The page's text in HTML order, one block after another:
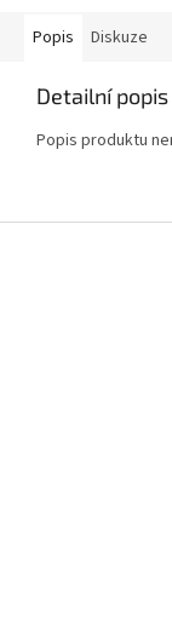
Popis Diskuze
Detailní
Popis produktu